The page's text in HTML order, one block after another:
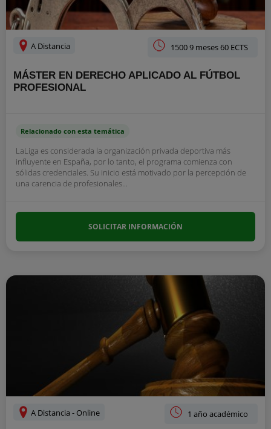
A Distancia 1500 9 meses 60 ECTS
MÁSTER EN DERECHO APLICADO AL FÚTBOL
PROFESIONAL
Relacionado con esta temática
LaLiga es considerada la organización privada deportiva más
influyente en España, por lo tanto, el programa comienza con
sólidas credenciales. Su inicio está motivado por la percepción de
una carencia de profesionales...
SOLICITAR INFORMACIÓN
A Distancia - Online 1 año académico